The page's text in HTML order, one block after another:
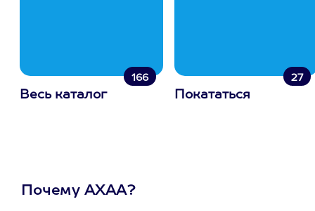
166
Весь каталог
27
Покататься
Почему АХАА?